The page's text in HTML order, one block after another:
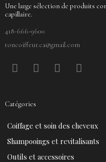
Une large sélection de produits
capillaire.
418-666-9600
toncoiffeur.ca@gmail.com
F
a
b
o
o
k
P
i
e
e
s
t
Y
o
b
e
I
n
r
a
Catégories
Coiffage et soin des cheveux
Shampooings et revitalisants
Outils et accessoires